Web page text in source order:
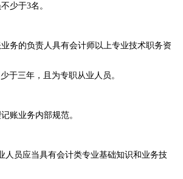
少于3名。
务的负责人具有会计师以上专业技术职务资
于三年，且为专职从业人员。
账业务内部规范。
人员应当具有会计类专业基础知识和业务技